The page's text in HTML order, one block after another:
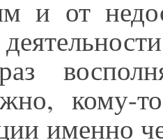
и от
кому-
именно